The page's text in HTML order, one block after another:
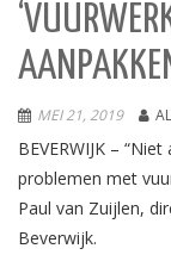
MEI 21, 2019
BEVERWIJK –
problemen met
Paul van Zuijlen,
Beverwijk.